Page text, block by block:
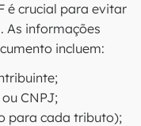
é crucial para evitar
As informações
incluem:
CNPJ;
para cada tributo);